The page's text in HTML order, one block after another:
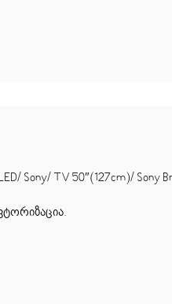
TV 50″(127cm)/ Sony
.